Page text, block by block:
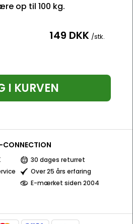
op til 100 kg.
149 DKK /stk.
I KURVEN
30 dages returret
Over 25 års erfaring
E-mærket siden 2004